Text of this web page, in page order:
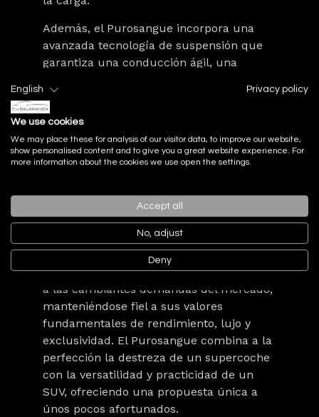
Además, el Purosangue incorpora una
avanzada tecnología de suspensión que
garantiza una conducción ágil, una
excepcional. Esta combinación de
versatilidad y rendimiento convierte al
todos los sentidos.
El Ferrari Purosangue representa un hito
importante en la evolución de la
legendaria marca italiana. Al aventurarse
en el segmento de los SUV, Ferrari
demuestra su capacidad para adaptarse
a las cambiantes demandas del mercado,
manteniéndose fiel a sus valores
fundamentales de rendimiento, lujo y
exclusividad. El Purosangue combina a la
perfección la destreza de un supercoche
con la versatilidad y practicidad de un
SUV, ofreciendo una propuesta única a
únos pocos afortunados.
English Privacy policy
We use cookies
We may place these for analysis of our visitor data, to improve our website,
show personalised content and to give you a great website experience. For
more information about the cookies we use open the settings.
Accept all
No, adjust
Deny